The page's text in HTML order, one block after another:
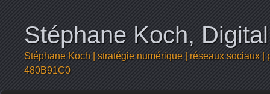
Stéphane Koch,
Stéphane Koch | stratégie numérique | réseaux sociaux
480B91C0